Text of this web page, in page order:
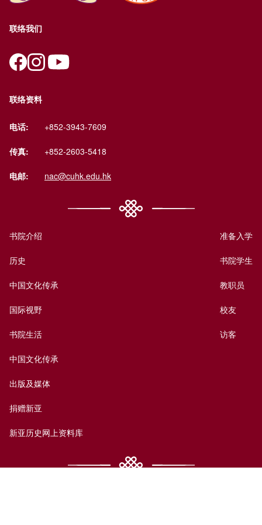
联络我们
联络资料
电话: +852-3943-7609
传真: +852-2603-5418
电邮: nac@cuhk.edu.hk
书院介绍
历史
中国文化传承
国际视野
书院生活
中国文化传承
出版及媒体
捐赠新亚
新亚历史网上资料库
准备入学
书院学生
教职员
校友
访客